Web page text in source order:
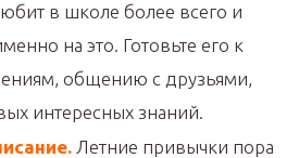
в школе более всего и
на это. Готовьте его к
общению с друзьями,
интересных знаний.
Летние привычки пора